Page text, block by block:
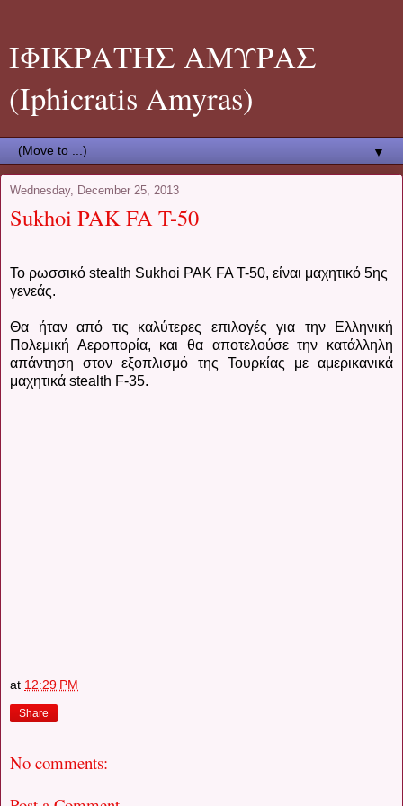
ΙΦΙΚΡΑΤΗΣ ΑΜΥΡΑΣ
(Iphicratis Amyras)
▼
Wednesday, December 25, 2013
Sukhoi PAK FA T-50
Το ρωσσικό stealth Sukhoi PAK FA T-50, είναι μαχητικό 5ης
γενεάς.
Θα ήταν από τις καλύτερες επιλογές για την Ελληνική
Πολεμική Αεροπορία, και θα αποτελούσε την κατάλληλη
απάντηση στoν εξοπλισμό της Τουρκίας με αμερικανικά
μαχητικά stealth F-35.
at 12:29 PM
Share
No comments: